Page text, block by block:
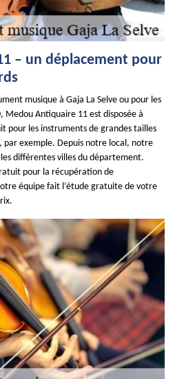
– un déplacement pour
musique à Gaja La Selve ou pour les
Antiquaire 11 est disposée à
pour les instruments de grandes tailles
par exemple. Depuis notre local, notre
différentes villes du département.
pour la récupération de
équipe fait l’étude gratuite de votre